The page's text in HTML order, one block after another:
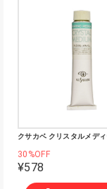
クサカベ クリスタルメデ
30%OFF
¥578